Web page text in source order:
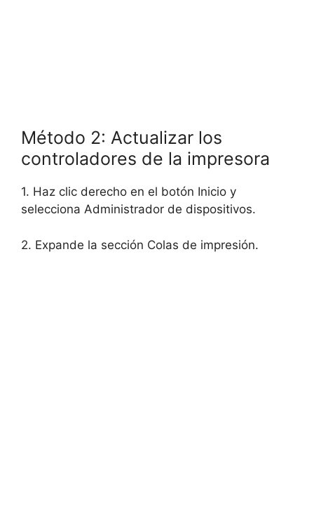
Método 2: Actualizar los
controladores de la impresora
1. Haz clic derecho en el botón Inicio y
selecciona Administrador de dispositivos.
2. Expande la sección Colas de impresión.